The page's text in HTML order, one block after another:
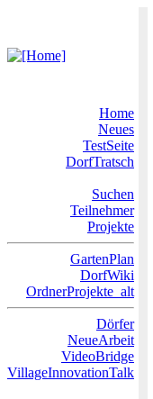
Home
Neues
TestSeite
DorfTratsch
Suchen
Teilnehmer
Projekte
GartenPlan
DorfWiki
OrdnerProjekte_alt
Dörfer
NeueArbeit
VideoBridge
VillageInnovationTalk